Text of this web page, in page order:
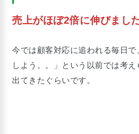
売上がほぼ2倍に伸びました
今では顧客対応に追われる毎日で
しよう。。」という以前では考
出てきたぐらいです。